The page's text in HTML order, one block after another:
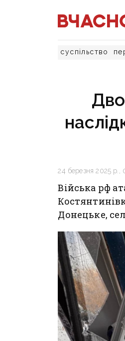
суспільство
24 березня 2025 р.,
Війська рф
Донецьке,